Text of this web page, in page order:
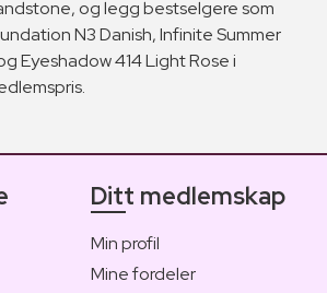
og legg bestselgere som
N3 Danish, Infinite Summer
Eyeshadow 414 Light Rose i
Ditt medlemskap
Min profil
Mine fordeler